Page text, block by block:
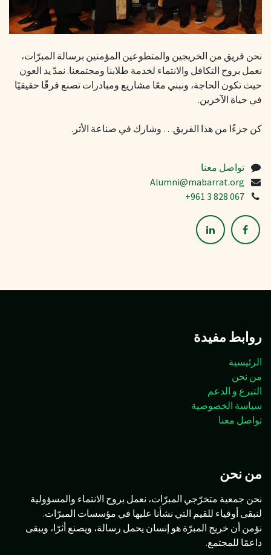
نحن فريق من الخريجين والمتطوعين المؤمنين برسالة المبرّات،
نعمل بروح التكافل والانتماء لخدمة طلابنا ومجتمعنا. نمدّ يد العون
حيث تكون الحاجة، ونبني معًا مشاريع ومبادرات تصنع فرقًا حقيقيًا
في حياة الآخرين.
كن جزءًا من هذا الفريق… وشارك في صناعة الأثر.
تواصل معنا
Alumni@mabarrat.org
+961 3 828 067
روابط مفيدة
الرئيسية
من نحن
التبرع و الدعم
سياسة الخصوصية
تواصل معنا
من نحن
نحن جمعية متخرّجي المبرّات، نعمل بروح الانتماء والمسؤولية
لنبقى أوفياء للقيم التي نشأنا عليها في مؤسسات المبرّات.
نؤمن أن خريج المبرّة هو إنسان يحمل رسالة، ويصنع أثرًا، ويبقى
داعمًا للمجتمع.